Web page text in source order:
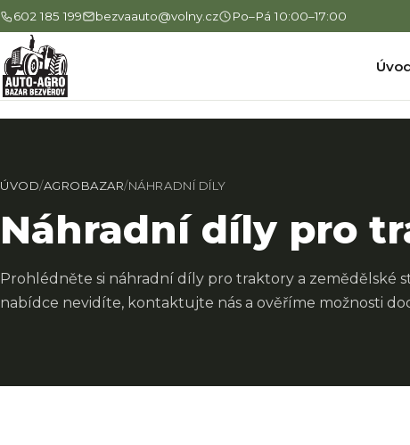
602 185 199 bezvaauto@volny.cz Po–Pá 10:00–17:00
ÚVOD/AGROBAZAR/NÁHRADNÍ DÍLY
Náhradní díly pro
Prohlédněte si náhradní díly pro traktory a zemědělské
nabídce nevidíte, kontaktujte nás a ověříme možnosti